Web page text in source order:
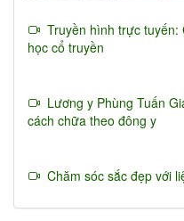
Truyền hình trực
học cổ truyền
Lương y Phùng Tuấn
cách chữa theo đông y
Chăm sóc sắc đẹp với